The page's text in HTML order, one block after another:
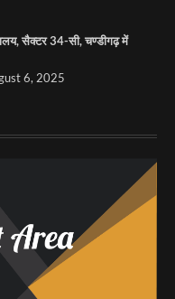
सैक्टर 34-सी, चण्डीगढ़ में
6, 2025